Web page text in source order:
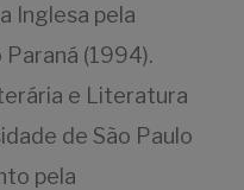
Inglesa pela
(1994).
e Literatura
de São Paulo
pela